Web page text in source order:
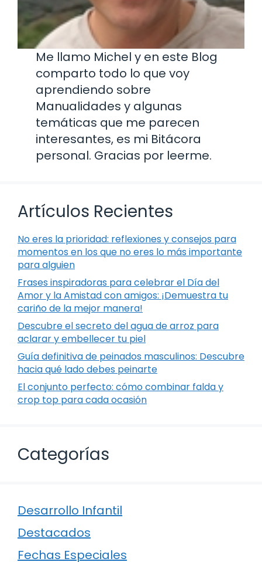
Me llamo Michel y en este Blog
comparto todo lo que voy
aprendiendo sobre
Manualidades y algunas
temáticas que me parecen
interesantes, es mi Bitácora
personal. Gracias por leerme.
Artículos Recientes
No eres la prioridad: reflexiones y consejos para
momentos en los que no eres lo más importante
para alguien
Frases inspiradoras para celebrar el Día del
Amor y la Amistad con amigos: ¡Demuestra tu
cariño de la mejor manera!
Descubre el secreto del agua de arroz para
aclarar y embellecer tu piel
Guía definitiva de peinados masculinos: Descubre
hacia qué lado debes peinarte
El conjunto perfecto: cómo combinar falda y
crop top para cada ocasión
Categorías
Desarrollo Infantil
Destacados
Fechas Especiales